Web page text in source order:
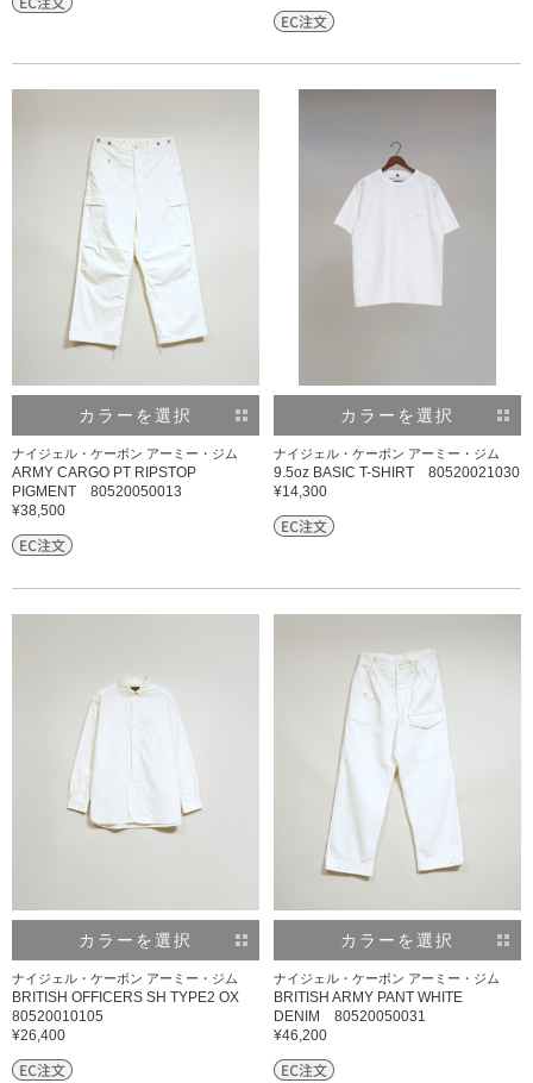
カラーを選択
ナイジェル・ケーボン アーミー・ジム
ARMY CARGO PT RIPSTOP
PIGMENT 80520050013
¥38,500
カラーを選択
ナイジェル・ケーボン アーミー・ジム
9.5oz BASIC T-SHIRT 80520021030
¥14,300
カラーを選択
ナイジェル・ケーボン アーミー・ジム
BRITISH OFFICERS SH TYPE2 OX
80520010105
¥26,400
カラーを選択
ナイジェル・ケーボン アーミー・ジム
BRITISH ARMY PANT WHITE
DENIM 80520050031
¥46,200